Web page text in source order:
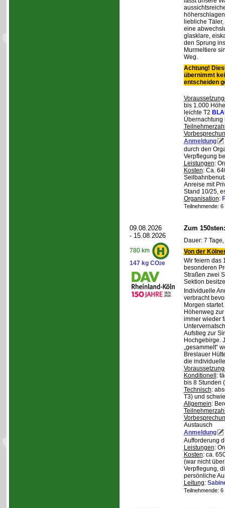
liebliche
eine
glasklare,
den Sprung
Murmeltiere
Weg.
Achtung!
übernimmt
entscheiden
bis 1.000
leichte T2
Übernachtung
Anmeldung
durch den
Verpflegung
Leistungen:
Kosten: Ca.
Anreise mit
Stand 10/25,
Organisation:
Teilnehmende:
09.08.2026
- 15.08.2026
780 km
147 kg CO2e
Zum
Dauer: 7
Von der
Wir feiern das
besonderen
Straßen zwei
Sektion
Individuelle
verbracht
Morgen
Höhenweg
immer wieder
Aufstieg zur
Hochgebirge.
„gesammelt“
Breslauer
die
Konditionell :
bis 8 Stunden
Technisch:
T3) und
Allgemein:
Austausch
Anmeldung
Aufforderung
Leistungen:
Kosten: ca.
(war nicht
Verpflegung,
persönliche
Leitung:
Teilnehmende: